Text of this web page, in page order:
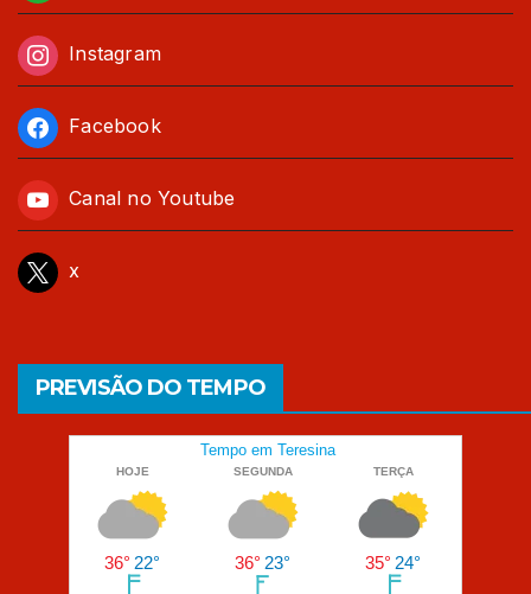
Instagram
Facebook
Canal no Youtube
x
PREVISÃO DO TEMPO